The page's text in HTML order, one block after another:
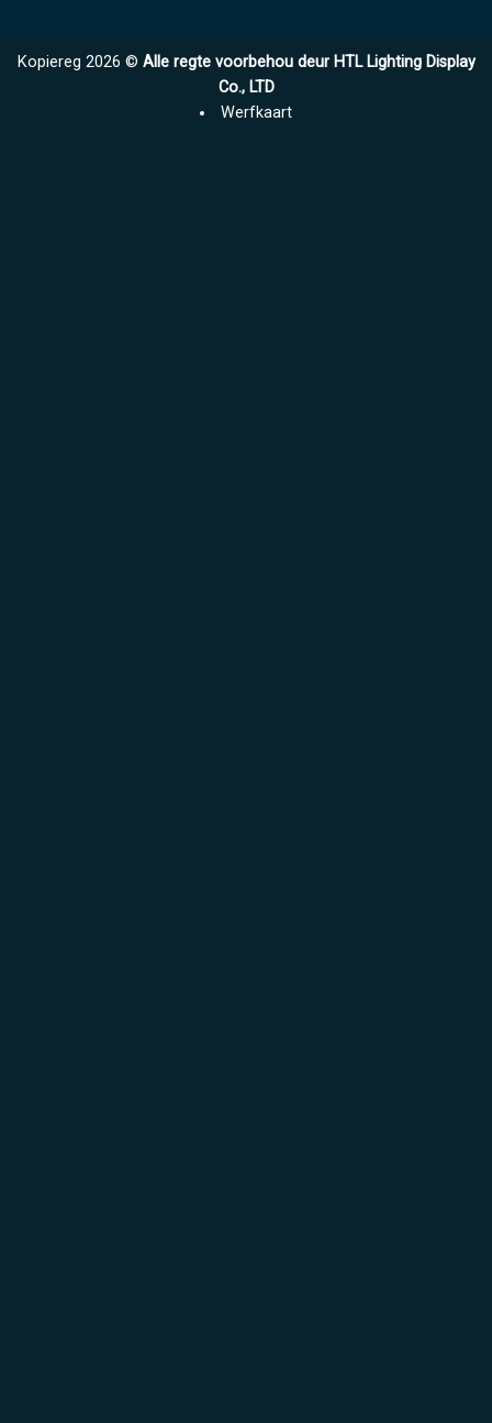
LED
deursigtige
prys
Kopiereg 2026 © Alle regte voorbehou deur HTL Lighting Display
Co., LTD
Werfkaart